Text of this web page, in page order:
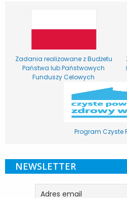
Zadania realizowane z Budżetu
Państwa lub Państwowych
Funduszy Celowych
Program Czyste
NEWSLETTER